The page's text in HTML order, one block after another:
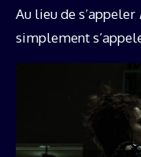
Au lieu de s’appeler
simplement